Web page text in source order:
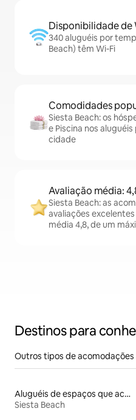
Disponibilidade de
340 aluguéis por
Beach) têm Wi-Fi
Comodidades
Siesta Beach: os
e Piscina nos
cidade
Avaliação média:
Siesta Beach: as
avaliações
média 4,8, de um
Destinos para
Outros tipos de acomodações
Aluguéis de espaços que aceitam animais de estimação
Siesta Beach